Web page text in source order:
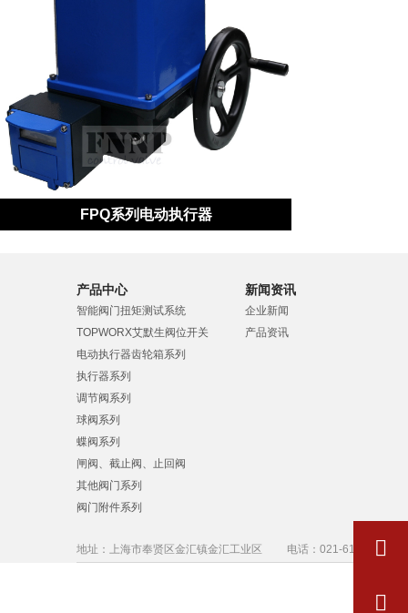
FPQ系列电动执行器
产品中心
智能阀门扭矩测试系统
TOPWORX艾默生阀位开关
电动执行器齿轮箱系列
执行器系列
调节阀系列
球阀系列
蝶阀系列
闸阀、截止阀、止回阀
其他阀门系列
阀门附件系列
新闻资讯
企业新闻
产品资讯
地址：上海市奉贤区金汇镇金汇工业区 电话：021-61525229